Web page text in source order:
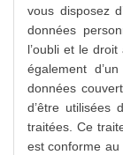
vous disposez
données
l’oubli et le
également
données
d’être utilisées
traitées. Ce
est conforme